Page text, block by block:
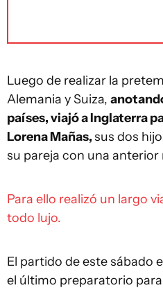
Luego de realizar la
Alemania y Suiza,
países, viajó a Inglaterra
Lorena Mañas,sus dos
su pareja con una anterior
Para ello realizó un largo
todo lujo.
El partido de este sábado
el último preparatorio